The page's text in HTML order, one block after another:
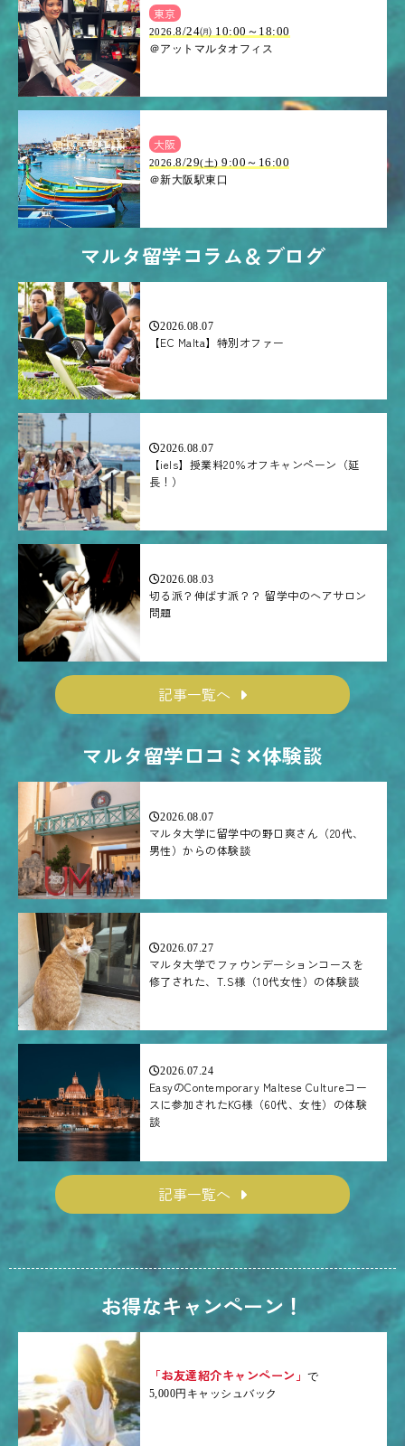
東京
2026.8/24㈪ 10:00～18:00
＠アットマルタオフィス
大阪
2026.8/29(土) 9:00～16:00
＠新大阪駅東口
マルタ留学コラム＆ブログ
2026.08.07
【EC Malta】特別オファー
2026.08.07
【iels】授業料20％オフキャンペーン（延
長！）
2026.08.03
切る派？伸ばす派？？ 留学中のヘアサロン
問題
記事一覧へ
マルタ留学口コミ✕体験談
2026.08.07
マルタ大学に留学中の野口爽さん（20代、
男性）からの体験談
2026.07.27
マルタ大学でファウンデーションコースを
修了された、T.S様（10代女性）の体験談
2026.07.24
EasyのContemporary Maltese Cultureコー
スに参加されたKG様（60代、女性）の体験
談
記事一覧へ
お得なキャンペーン！
「お友達紹介キャンペーン」で
5,000円キャッシュバック